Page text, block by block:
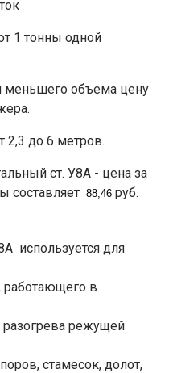
1 тонны одной
меньшего объема цену
2,3 до 6 метров.
ст. У8А - цена за
составляет 88,46 руб.
используется для
работающего в
режущей
стамесок, долот,